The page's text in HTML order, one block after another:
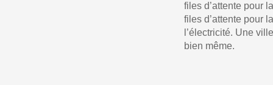
files d’attente pour
files d’attente pour
l’électricité. Une
bien même.